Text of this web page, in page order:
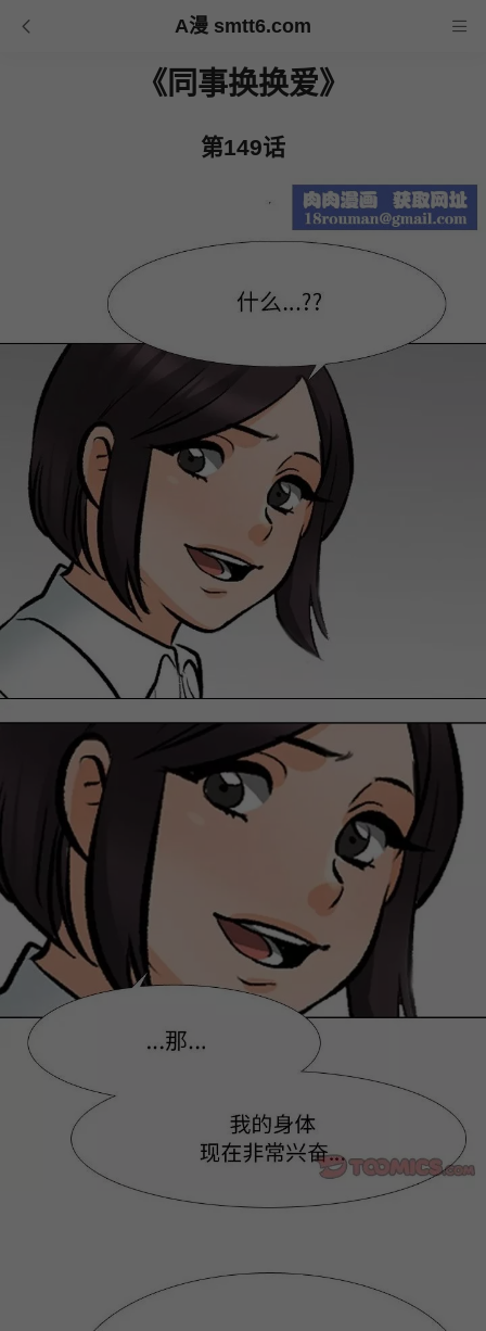
A漫 smtt6.com
《同事换换爱》
第149话